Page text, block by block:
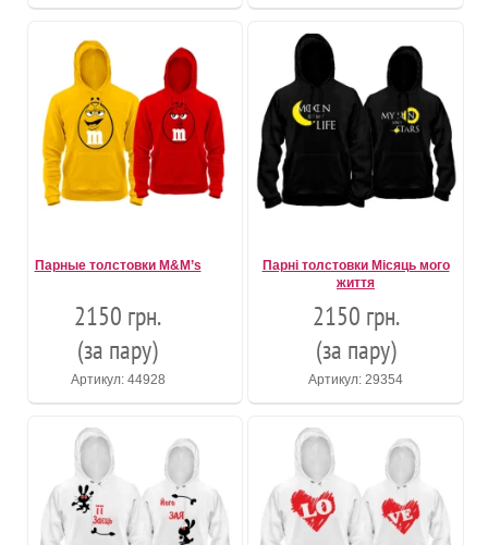
Парные толстовки M&M’s
2150 грн.
(за пару)
Артикул: 44928
Парні толстовки Місяць мого
життя
2150 грн.
(за пару)
Артикул: 29354